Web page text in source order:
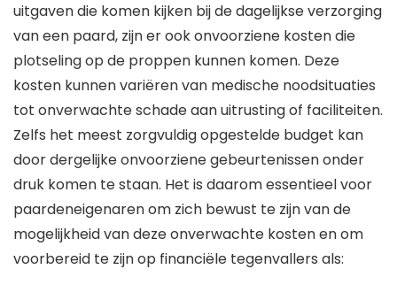
uitgaven die komen kijken bij de dagelijkse verzorging
van een paard, zijn er ook onvoorziene kosten die
plotseling op de proppen kunnen komen. Deze
kosten kunnen variëren van medische noodsituaties
tot onverwachte schade aan uitrusting of faciliteiten.
Zelfs het meest zorgvuldig opgestelde budget kan
door dergelijke onvoorziene gebeurtenissen onder
druk komen te staan. Het is daarom essentieel voor
paardeneigenaren om zich bewust te zijn van de
mogelijkheid van deze onverwachte kosten en om
voorbereid te zijn op financiële tegenvallers als: